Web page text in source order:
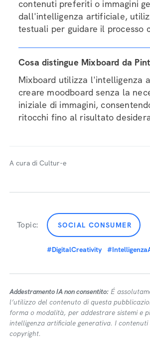
contenuti preferiti o immagini
dall'intelligenza artificiale,
testuali per guidare il processo
Cosa distingue Mixboard da
Mixboard utilizza l'intelligenza
creare moodboard senza la
iniziale di immagini,
ritocchi fino al risultato
A cura di Cultur-e
Topic: SOCIAL CONSUMER
#DigitalCreativity
Addestramento IA non consentito: É
l’utilizzo del contenuto di questa
forma o modalità, per addestrare sistemi e
intelligenza artificiale generativa. I
copyright.